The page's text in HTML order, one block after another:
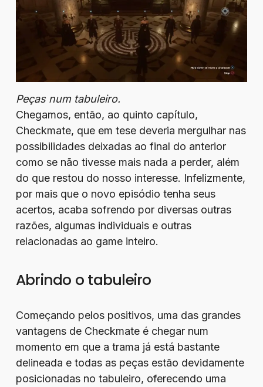
Peças num tabuleiro.
Chegamos, então, ao quinto capítulo,
Checkmate, que em tese deveria mergulhar nas
possibilidades deixadas ao final do anterior
como se não tivesse mais nada a perder, além
do que restou do nosso interesse. Infelizmente,
por mais que o novo episódio tenha seus
acertos, acaba sofrendo por diversas outras
razões, algumas individuais e outras
relacionadas ao game inteiro.
Abrindo o tabuleiro
Começando pelos positivos, uma das grandes
vantagens de Checkmate é chegar num
momento em que a trama já está bastante
delineada e todas as peças estão devidamente
posicionadas no tabuleiro, oferecendo uma